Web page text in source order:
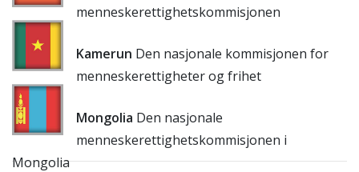
menneskerettighetskommisjonen
Kamerun Den nasjonale kommisjonen for
menneskerettigheter og frihet
Mongolia Den nasjonale
menneskerettighetskommisjonen i
Mongolia